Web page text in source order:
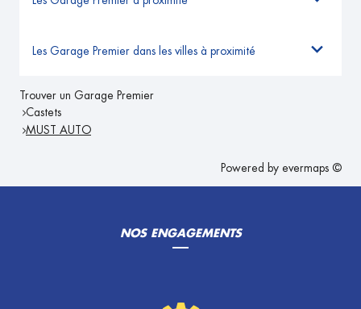
Les Garage Premier dans les villes à proximité
Trouver un Garage Premier
Castets
MUST AUTO
Powered by evermaps ©
NOS ENGAGEMENTS